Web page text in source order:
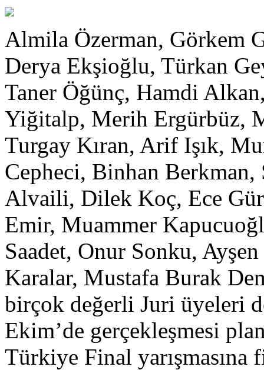
Almila Özerman, Görkem
Derya Ekşioğlu, Türkan
Taner Öğünç, Hamdi
Yiğitalp, Merih Ergürbüz,
Turgay Kıran, Arif Işık,
Cepheci, Binhan Berkman,
Alvaili, Dilek Koç, Ece
Emir, Muammer
Saadet, Onur Sonku,
Karalar, Mustafa Burak
birçok değerli Juri üyeleri
Ekim’de gerçekleşmesi
Türkiye Final yarışmasına